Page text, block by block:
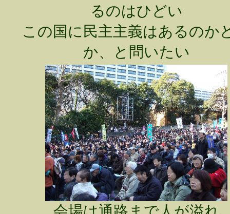
るのはひどい
この国に民主主義はあるのか
か、と問いたい